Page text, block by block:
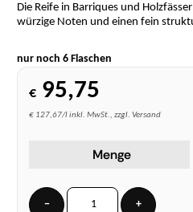
Die Reife in Barriques und
würzige Noten und einen fein
nur noch 6 Flaschen
€ 95,75
€ 127,67/l inkl. MwSt., zzgl. Versand
Menge
− +